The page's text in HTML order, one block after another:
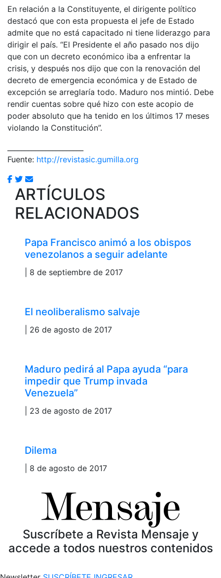
En relación a la Constituyente, el dirigente político
destacó que con esta propuesta el jefe de Estado
admite que no está capacitado ni tiene liderazgo para
dirigir el país. “El Presidente el año pasado nos dijo
que con un decreto económico iba a enfrentar la
crisis, y después nos dijo que con la renovación del
decreto de emergencia económica y de Estado de
excepción se arreglaría todo. Maduro nos mintió. Debe
rendir cuentas sobre qué hizo con este acopio de
poder absoluto que ha tenido en los últimos 17 meses
violando la Constitución”.
Fuente: http://revistasic.gumilla.org
ARTÍCULOS
RELACIONADOS
Papa Francisco animó a los obispos
venezolanos a seguir adelante
| 8 de septiembre de 2017
El neoliberalismo salvaje
| 26 de agosto de 2017
Maduro pedirá al Papa ayuda “para
impedir que Trump invada
Venezuela”
| 23 de agosto de 2017
Dilema
| 8 de agosto de 2017
Suscríbete a Revista Mensaje y
accede a todos nuestros contenidos